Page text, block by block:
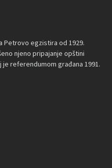
Petrovo egzistira od 1929.
njeno pripajanje opštini
referendumom građana 1991.